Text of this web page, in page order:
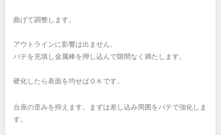
曲げて調整します。
アウトラインに影響は出ません。
パテを充填し金属棒を押し込んで隙間なく満たします。
硬化したら表面を均せばＯＫです。
台座の歪みを抑えます。まずは差し込み周囲をパテで強化しま
す。